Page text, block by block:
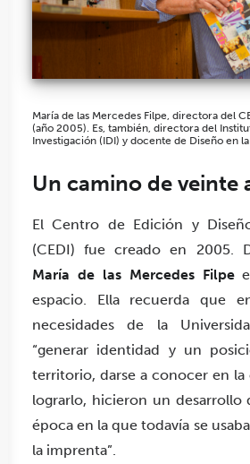
María de las Mercedes Filpe, directora del
(año 2005). Es, también, directora del
Investigación (IDI) y docente de Diseño en la
Un camino de veinte
El Centro de Edición y
(CEDI) fue creado en 2005.
María de las Mercedes Filpe
espacio. Ella recuerda que
necesidades de la
“generar identidad y un
territorio, darse a conocer en la
lograrlo, hicieron un desarrollo
época en la que todavía se
la imprenta”.